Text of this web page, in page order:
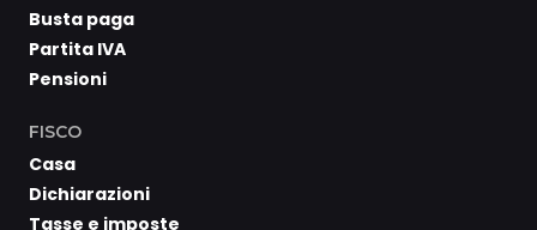
Busta paga
Partita IVA
Pensioni
FISCO
Casa
Dichiarazioni
Tasse e imposte